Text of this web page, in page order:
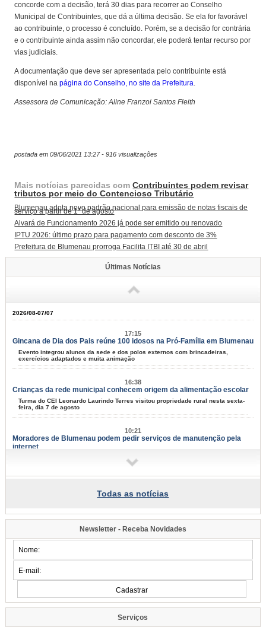
concorde com a decisão, terá 30 dias para recorrer ao Conselho
Municipal de Contribuintes, que dá a última decisão. Se ela for favorável
ao contribuinte, o processo é concluído. Porém, se a decisão for contrária
e o contribuinte ainda assim não concordar, ele poderá tentar recurso por
vias judiciais.
A documentação que deve ser apresentada pelo contribuinte está
disponível napágina do Conselho, no site da Prefeitura.
Assessora de Comunicação: Aline Franzoi Santos Fleith
postada em 09/06/2021 13:27 - 916 visualizações
Mais notícias parecidas comContribuintes podem revisar
tributos por meio do Contencioso Tributário
Blumenau adota novo padrão nacional para emissão de notas fiscais de
serviço a partir de 1º de agosto
Alvará de Funcionamento 2026 já pode ser emitido ou renovado
IPTU 2026: último prazo para pagamento com desconto de 3%
Prefeitura de Blumenau prorroga Facilita ITBI até 30 de abril
Últimas Notícias
2026/08-07/07
17:15
Gincana de Dia dos Pais reúne 100 idosos na Pró-Família em Blumenau
Evento integrou alunos da sede e dos polos externos com brincadeiras,
exercícios adaptados e muita animação
16:38
Crianças da rede municipal conhecem origem da alimentação escolar
Turma do CEI Leonardo Laurindo Terres visitou propriedade rural nesta sexta-
feira, dia 7 de agosto
10:21
Moradores de Blumenau podem pedir serviços de manutenção pela
internet
Tapa-buracos, roçadas e limpeza urbana podem ser solicitados a partir desta
Samae faz campanha para grandes geradores de lixo
para explicar sobre a lei
confira
Música, arte e cultura marcam mais um fim de semana na cidade
07:34
Famílias do Loteamento Arnold Zickuhr recebem regularização dos
imóveis após 23 anos
Prefeitura entrega documentação de 18 lotes na Velha Central; espera
Todas as notícias
Newsletter - Receba Novidades
Serviços